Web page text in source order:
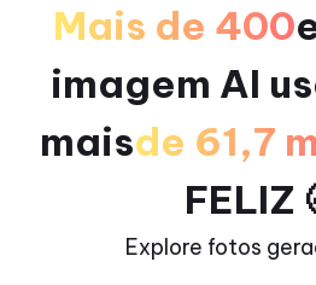
Mais de 400
imagem AI
maisde 61,7
FELIZ
Explore fotos